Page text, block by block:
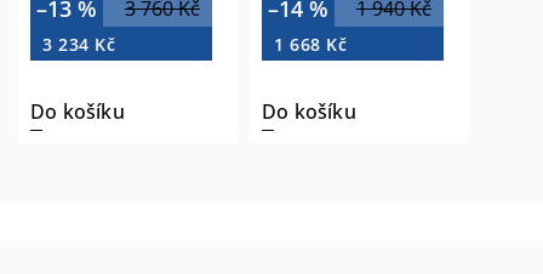
3 760 Kč
–13 %
3 234 Kč
Do košíku
1 940 Kč
–14 %
1 668 Kč
Do košíku